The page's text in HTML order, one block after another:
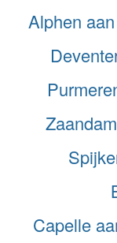
Alphen
Zaandam
Capelle